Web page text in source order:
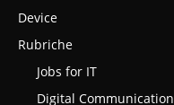
Device
Rubriche
Jobs for IT
Digital Communication